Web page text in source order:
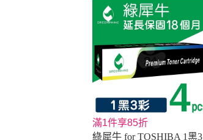
滿1件享85折
綠犀牛 for TOSHIBA 1黑3